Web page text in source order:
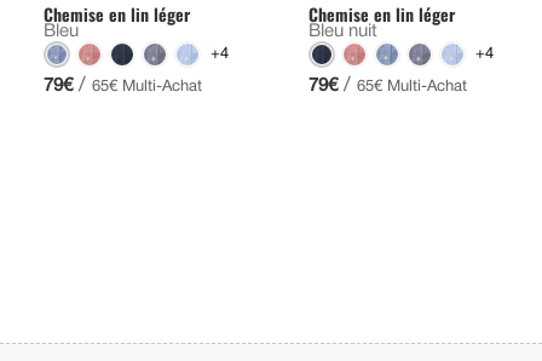
Chemise en lin léger
Bleu
+4
79€ / 65€ Multi-Achat
Chemise en lin léger
Bleu nuit
+4
79€ / 65€ Multi-Achat